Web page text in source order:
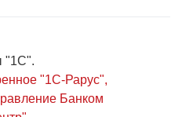
"1С".
"1С-Рарус",
Банком